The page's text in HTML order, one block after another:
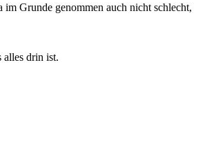
Grunde genommen auch nicht schlecht,
alles drin ist.